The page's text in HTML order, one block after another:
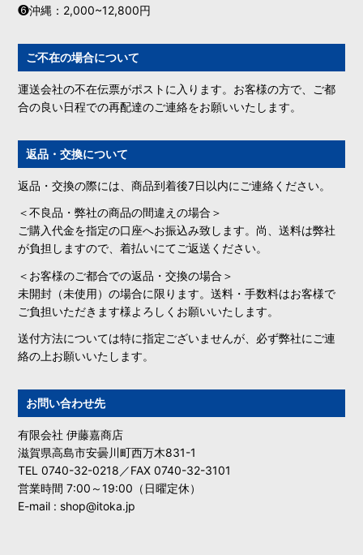
❻沖縄：2,000~12,800円
ご不在の場合について
運送会社の不在伝票がポストに入ります。お客様の方で、ご都
合の良い日程での再配達のご連絡をお願いいたします。
返品・交換について
返品・交換の際には、商品到着後7日以内にご連絡ください。
＜不良品・弊社の商品の間違えの場合＞
ご購入代金を指定の口座へお振込み致します。尚、送料は弊社
が負担しますので、着払いにてご返送ください。
＜お客様のご都合での返品・交換の場合＞
未開封（未使用）の場合に限ります。送料・手数料はお客様で
ご負担いただきます様よろしくお願いいたします。
送付方法については特に指定ございませんが、必ず弊社にご連
絡の上お願いいたします。
お問い合わせ先
有限会社 伊藤嘉商店
滋賀県高島市安曇川町西万木831-1
TEL 0740-32-0218／FAX 0740-32-3101
営業時間 7:00～19:00（日曜定休）
E-mail : shop@itoka.jp